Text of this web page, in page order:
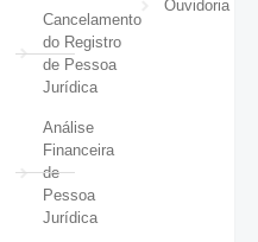
Cancelamento
do Registro
de Pessoa
Jurídica
Análise
Financeira
de
Pessoa
Jurídica
Ouvidoria